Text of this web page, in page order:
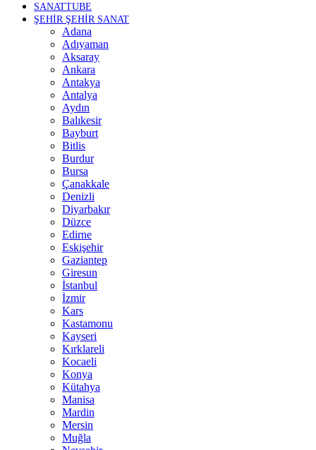
SANATTUBE
ŞEHİR ŞEHİR SANAT
Adana
Adıyaman
Aksaray
Ankara
Antakya
Antalya
Aydın
Balıkesir
Bayburt
Bitlis
Burdur
Bursa
Çanakkale
Denizli
Diyarbakır
Düzce
Edirne
Eskişehir
Gaziantep
Giresun
İstanbul
İzmir
Kars
Kastamonu
Kayseri
Kırklareli
Kocaeli
Konya
Kütahya
Manisa
Mardin
Mersin
Muğla